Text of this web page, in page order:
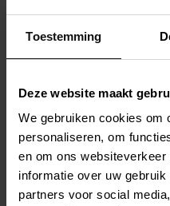
Toestemming
Deze website maakt
We gebruiken cookies om
personaliseren, om
en om ons
informatie over uw
partners voor social
Deze Beeztees
22 tot 33 cm. Breedte
Kleur: roze.
Stel uw
2 weken
4